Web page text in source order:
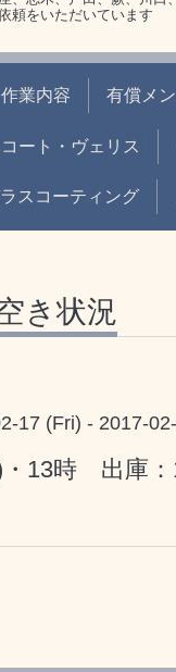
頼をいただいています
作業内容 有償メ
ート・ヴェリス
スコーティング
き状況
17 (Fri) - 2017-
・13時 出庫